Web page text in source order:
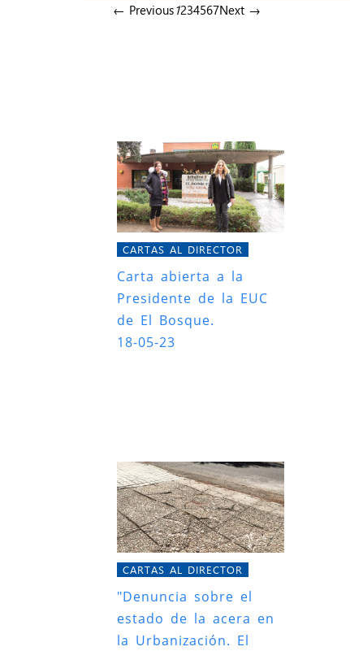
← Previous1234567Next →
CARTAS AL DIRECTOR
Carta abierta a la
Presidente de la EUC
de El Bosque.
18-05-23
CARTAS AL DIRECTOR
"Denuncia sobre el
estado de la acera en
la Urbanización. El